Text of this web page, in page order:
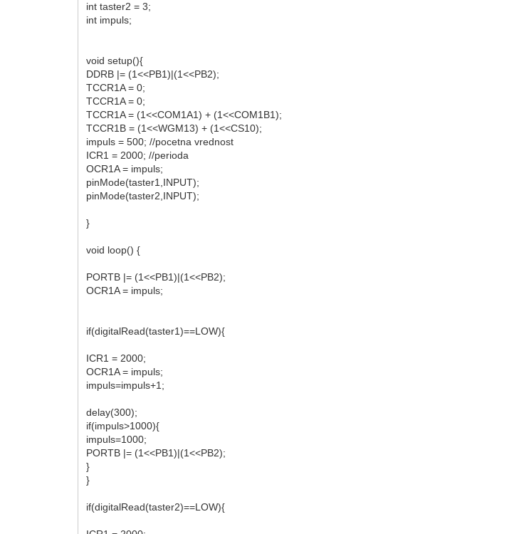
int taster2 = 3;
int impuls;
void setup(){
DDRB |= (1<<PB1)|(1<<PB2);
TCCR1A = 0;
TCCR1A = 0;
TCCR1A = (1<<COM1A1) + (1<<COM1B1);
TCCR1B = (1<<WGM13) + (1<<CS10);
impuls = 500; //pocetna vrednost
ICR1 = 2000; //perioda
OCR1A = impuls;
pinMode(taster1,INPUT);
pinMode(taster2,INPUT);
}
void loop() {
PORTB |= (1<<PB1)|(1<<PB2);
OCR1A = impuls;
if(digitalRead(taster1)==LOW){
ICR1 = 2000;
OCR1A = impuls;
impuls=impuls+1;
delay(300);
if(impuls>1000){
impuls=1000;
PORTB |= (1<<PB1)|(1<<PB2);
}
}
if(digitalRead(taster2)==LOW){